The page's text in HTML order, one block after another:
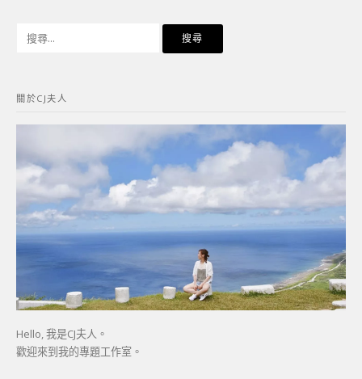
字:
關於CJ夫人
Hello, 我是CJ夫人。
歡迎來到我的專題工作室。